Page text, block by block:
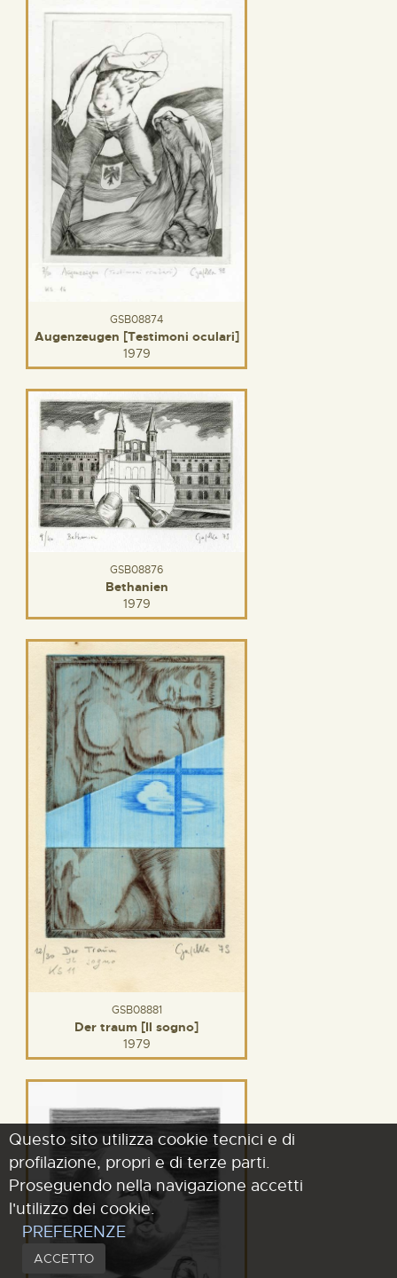
GSB08874
Augenzeugen [Testimoni oculari]
1979
GSB08876
Bethanien
1979
GSB08881
Der traum [Il sogno]
1979
Questo sito utilizza cookie tecnici e di
profilazione, propri e di terze parti.
Proseguendo nella navigazione accetti
l'utilizzo dei cookie.
PREFERENZE
ACCETTO